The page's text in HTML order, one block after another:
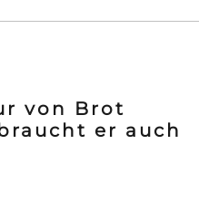
von Brot
er auch